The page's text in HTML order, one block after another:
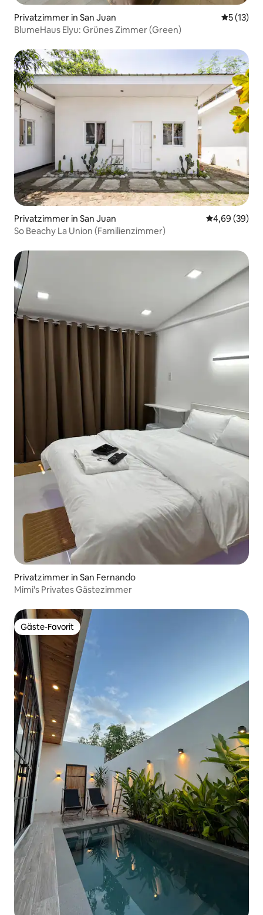
Privatzimmer in San Juan
5 (13)
BlumeHaus Elyu: Grünes Zimmer (Green)
Privatzimmer in San Juan
4,69 (39)
So Beachy La Union (Familienzimmer)
Privatzimmer in San Fernando
Mimi's Privates Gästezimmer
Gäste-Favorit
Gäste-Favorit